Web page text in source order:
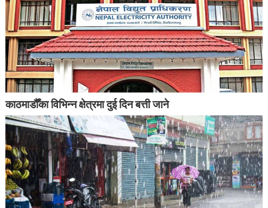
काठमाडौँका विभिन्न क्षेत्रमा दुई दिन बत्ती जाने